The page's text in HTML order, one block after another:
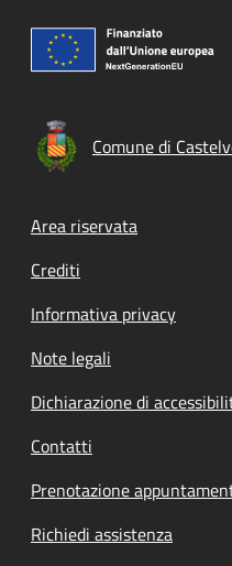
Comune di
Footer menu
Area riservata
Crediti
Informativa privacy
Note legali
Dichiarazione di
Contatti
Prenotazione
Richiedi assistenza